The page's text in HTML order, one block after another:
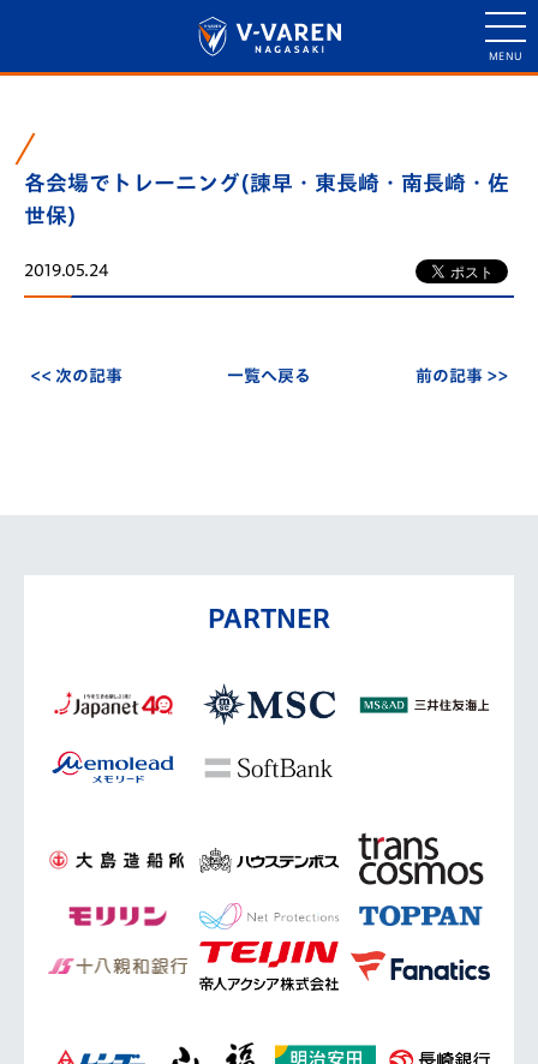
各会場でトレーニング(諫早・東長崎・南長崎・佐
世保)
2019.05.24
<< 次の記事 一覧へ戻る 前の記事 >>
PARTNER